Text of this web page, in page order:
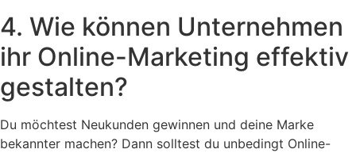
4. Wie können Unternehmen
ihr Online-Marketing effektiv
gestalten?
Du möchtest Neukunden gewinnen und deine Marke
bekannter machen? Dann solltest du unbedingt Online-